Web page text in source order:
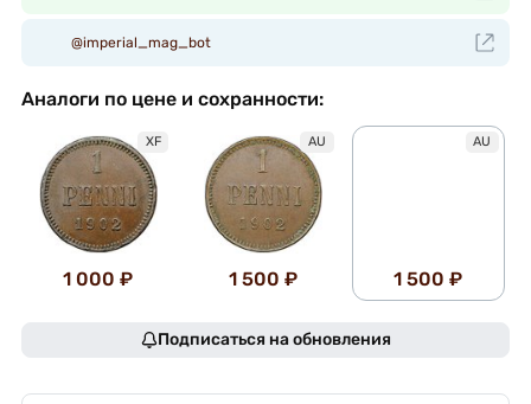
@imperial_mag_bot
Аналоги по цене и сохранности:
XF
1 000 ₽
AU
1 500 ₽
AU
1 500 ₽
Подписаться на обновления